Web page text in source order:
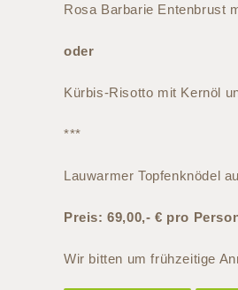
Rosa Barbarie Entenbrust
oder
Kürbis-Risotto mit Kernöl
***
Lauwarmer Topfenknödel
Preis: 69,00,- € pro
Wir bitten um frühzeitige